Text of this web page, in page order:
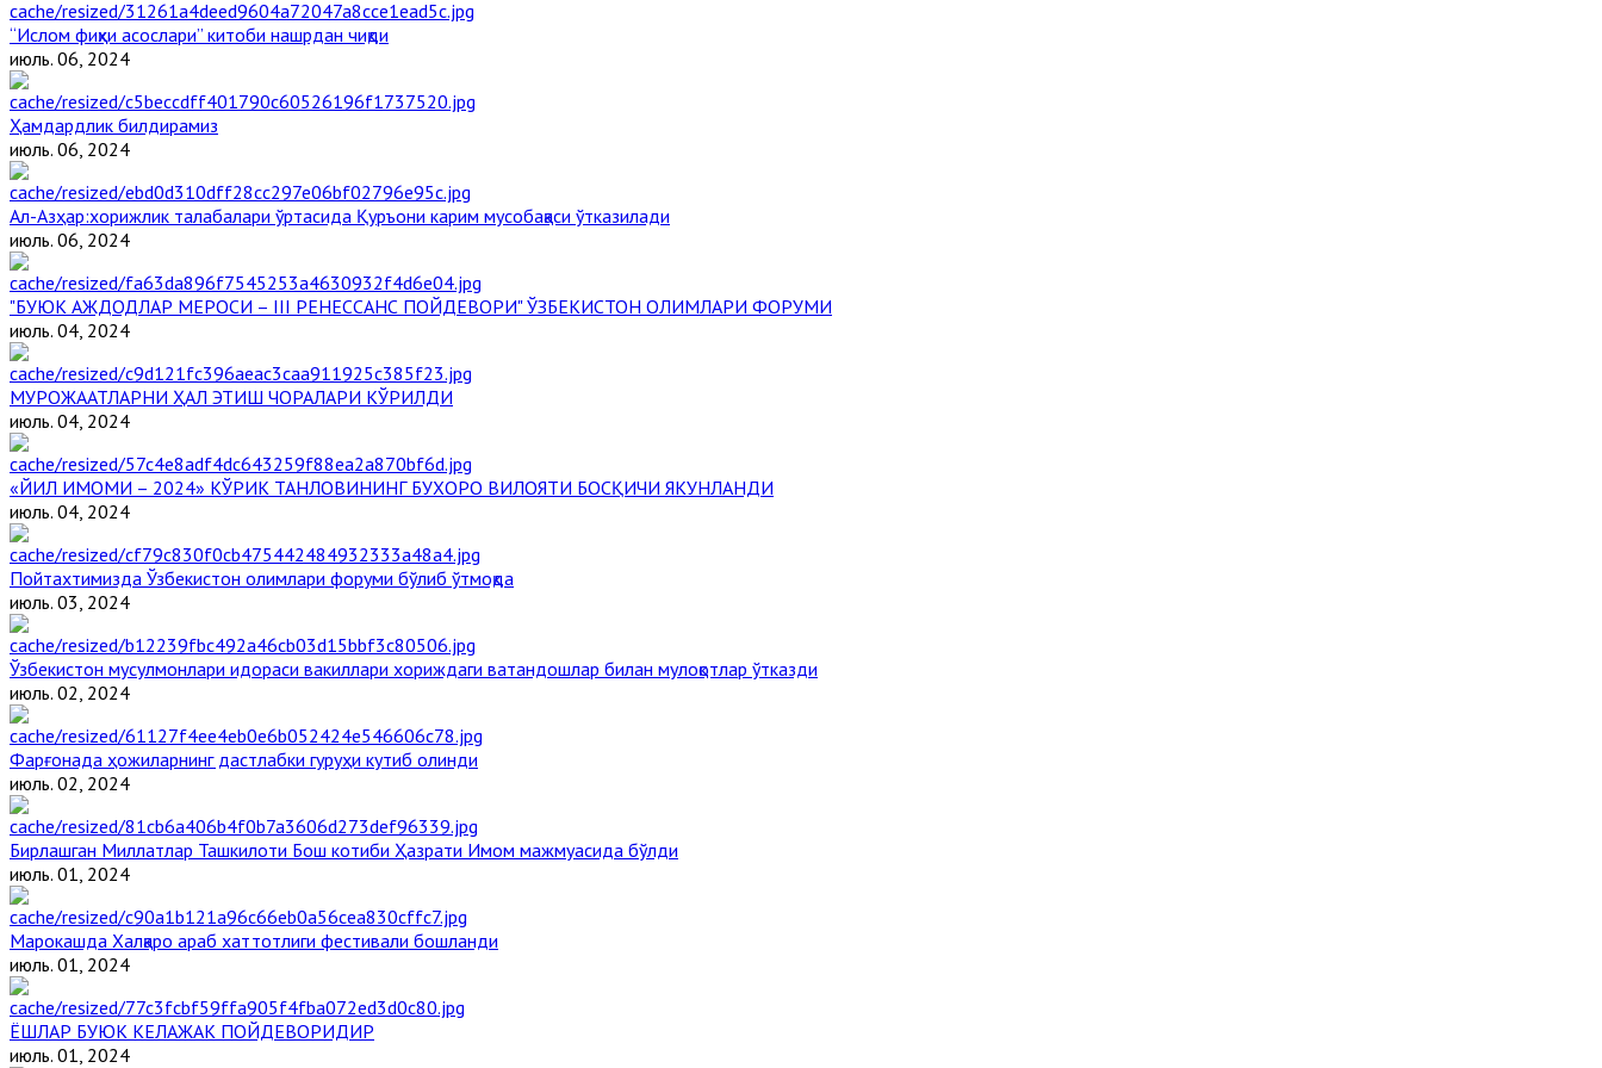
“Ислом фиқҳи асослари” китоби нашрдан чиқди
июль. 06, 2024
Ҳамдардлик билдирамиз
июль. 06, 2024
Aл-Aзҳар:хорижлик талабалари ўртасида Қуръони карим мусобақаси ўтказилади
июль. 06, 2024
"БУЮК АЖДОДЛАР МЕРОСИ – III РЕНЕССАНС ПОЙДЕВОРИ" ЎЗБЕКИСТОН ОЛИМЛАРИ ФОРУМИ
июль. 04, 2024
МУРОЖААТЛАРНИ ҲАЛ ЭТИШ ЧОРАЛАРИ КЎРИЛДИ
июль. 04, 2024
«ЙИЛ ИМОМИ – 2024» КЎРИК ТАНЛОВИНИНГ БУХОРО ВИЛОЯТИ БОСҚИЧИ ЯКУНЛАНДИ
июль. 04, 2024
Пойтахтимизда Ўзбекистон олимлари форуми бўлиб ўтмоқда
июль. 03, 2024
Ўзбекистон мусулмонлари идораси вакиллари хориждаги ватандошлар билан мулоқотлар ўтказди
июль. 02, 2024
Фарғонада ҳожиларнинг дастлабки гуруҳи кутиб олинди
июль. 02, 2024
Бирлашган Миллатлар Ташкилоти Бош котиби Ҳазрати Имом мажмуасида бўлди
июль. 01, 2024
Марокашда Халқаро араб хаттотлиги фестивали бошланди
июль. 01, 2024
ЁШЛАР БУЮК КЕЛАЖАК ПОЙДЕВОРИДИР
июль. 01, 2024